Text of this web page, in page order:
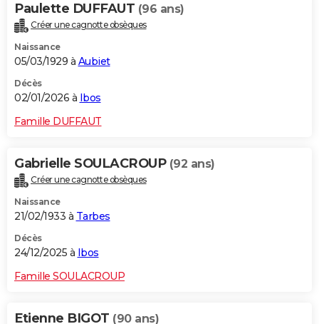
Paulette DUFFAUT (96 ans)
Créer une cagnotte obsèques
Naissance
05/03/1929 à Aubiet
Décès
02/01/2026 à Ibos
Famille DUFFAUT
Gabrielle SOULACROUP (92 ans)
Créer une cagnotte obsèques
Naissance
21/02/1933 à Tarbes
Décès
24/12/2025 à Ibos
Famille SOULACROUP
Etienne BIGOT (90 ans)